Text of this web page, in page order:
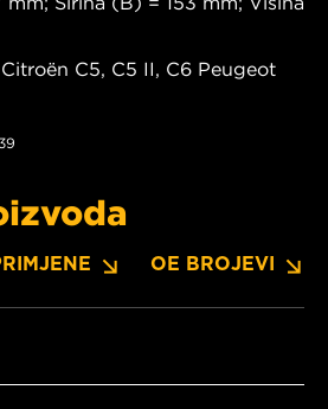
C5, C5 II, C6 Peugeot
OE BROJEVI